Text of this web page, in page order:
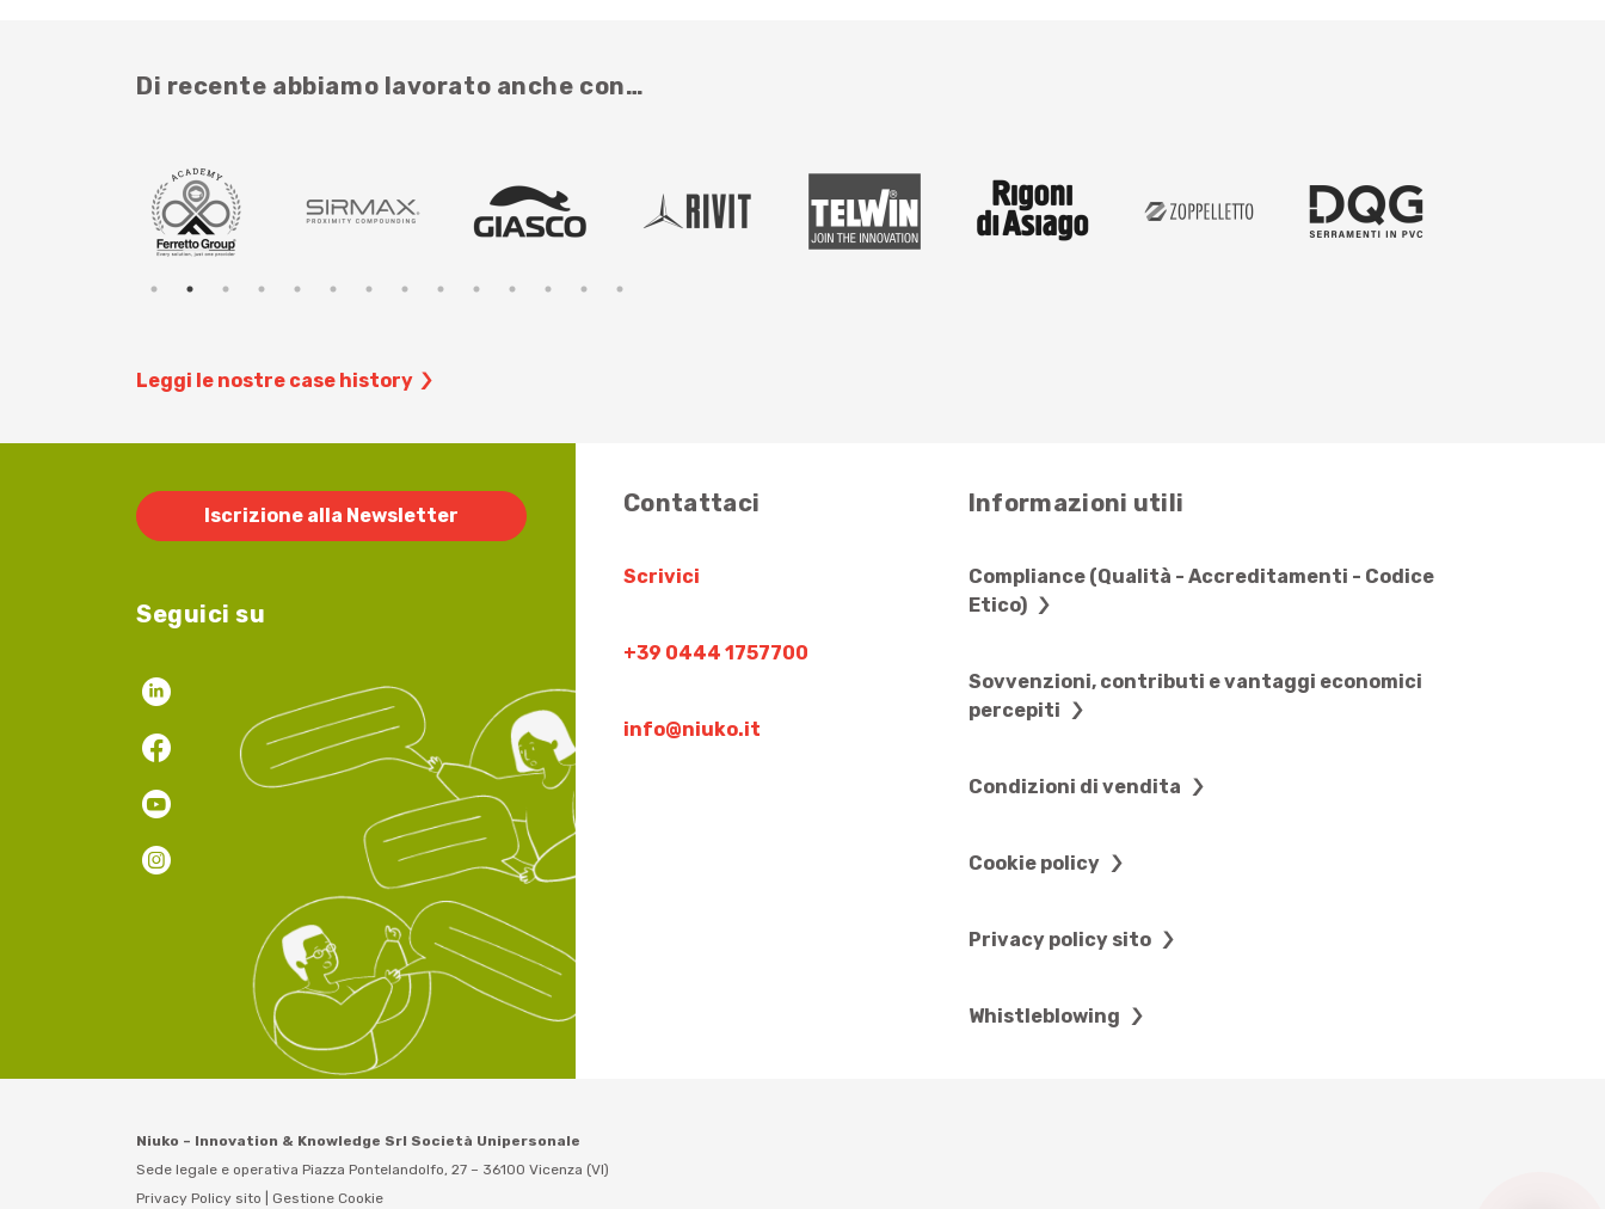
Di recente abbiamo lavorato anche con…
Leggi le nostre case history
Iscrizione alla Newsletter
Seguici su
Contattaci
Scrivici
+39 0444 1757700
info@niuko.it
Informazioni utili
Compliance (Qualità - Accreditamenti - Codice
Etico)
Sovvenzioni, contributi e vantaggi economici
percepiti
Condizioni di vendita
Cookie policy
Privacy policy sito
Whistleblowing
Niuko – Innovation & Knowledge Srl Società Unipersonale
Sede legale e operativa Piazza Pontelandolfo, 27 – 36100 Vicenza (VI)
Privacy Policy sito
Gestione Cookie